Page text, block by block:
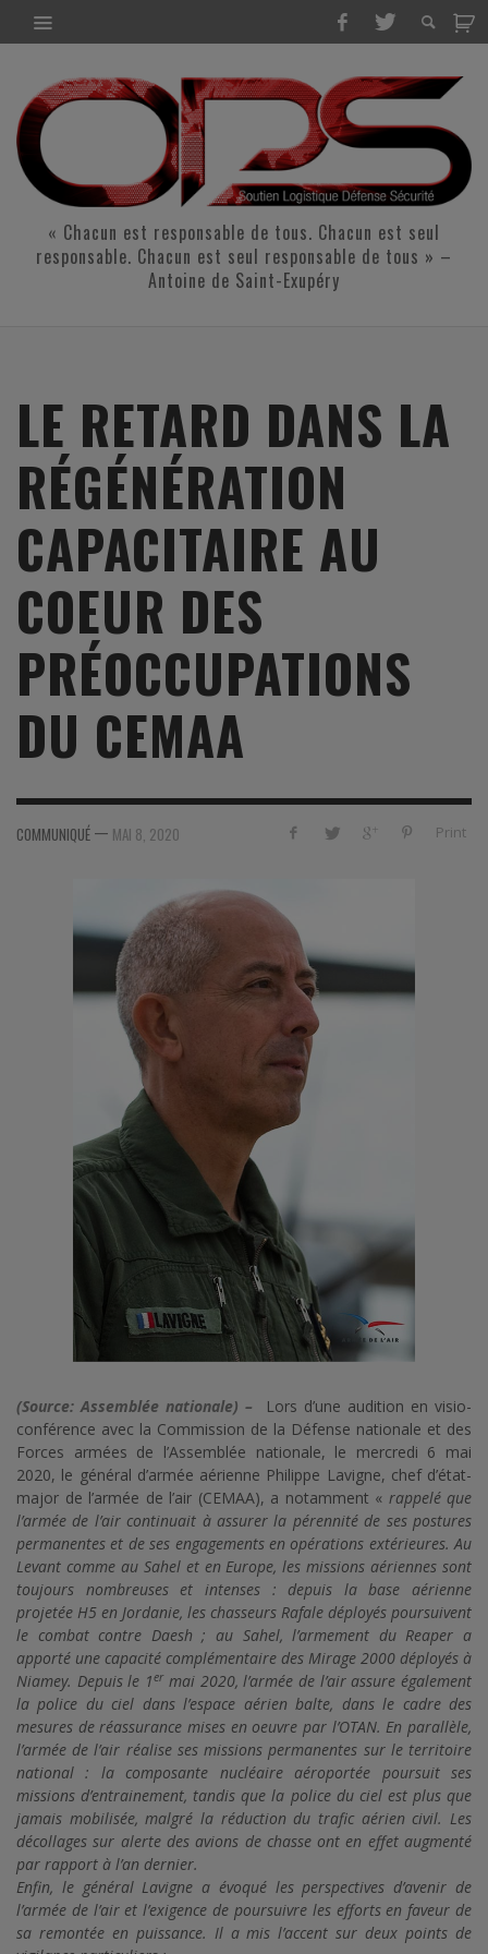
« Chacun est responsable de tous. Chacun est seul
responsable. Chacun est seul responsable de tous » –
Antoine de Saint-Exupéry
LE RETARD DANS LA
RÉGÉNÉRATION
CAPACITAIRE AU
COEUR DES
PRÉOCCUPATIONS
DU CEMAA
Print
COMMUNIQUÉ — MAI 8, 2020
(Source: Assemblée nationale) –
Lors d’une audition en visio-
conférence avec la Commission de la Défense nationale et des
Forces armées de l’Assemblée nationale, le mercredi 6 mai
2020, le général d’armée aérienne Philippe Lavigne, chef d’état-
major de l’armée de l’air (CEMAA), a notamment « rappelé que
l’armée de l’air continuait à assurer la pérennité de ses postures
permanentes et de ses engagements en opérations extérieures. Au
Levant comme au Sahel et en Europe, les missions aériennes sont
toujours nombreuses et intenses : depuis la base aérienne
projetée H5 en Jordanie, les chasseurs Rafale déployés poursuivent
le combat contre Daesh ; au Sahel, l’armement du Reaper a
apporté une capacité complémentaire des Mirage 2000 déployés à
Niamey. Depuis le 1er mai 2020, l’armée de l’air assure également
la police du ciel dans l’espace aérien balte, dans le cadre des
mesures de réassurance mises en oeuvre par l’OTAN. En parallèle,
l’armée de l’air réalise ses missions permanentes sur le territoire
national : la composante nucléaire aéroportée poursuit ses
missions d’entrainement, tandis que la police du ciel est plus que
jamais mobilisée, malgré la réduction du trafic aérien civil. Les
décollages sur alerte des avions de chasse ont en effet augmenté
par rapport à l’an dernier.
Enfin, le général Lavigne a évoqué les perspectives d’avenir de
l’armée de l’air et l’exigence de poursuivre les efforts en faveur de
sa remontée en puissance. Il a mis l’accent sur deux points de